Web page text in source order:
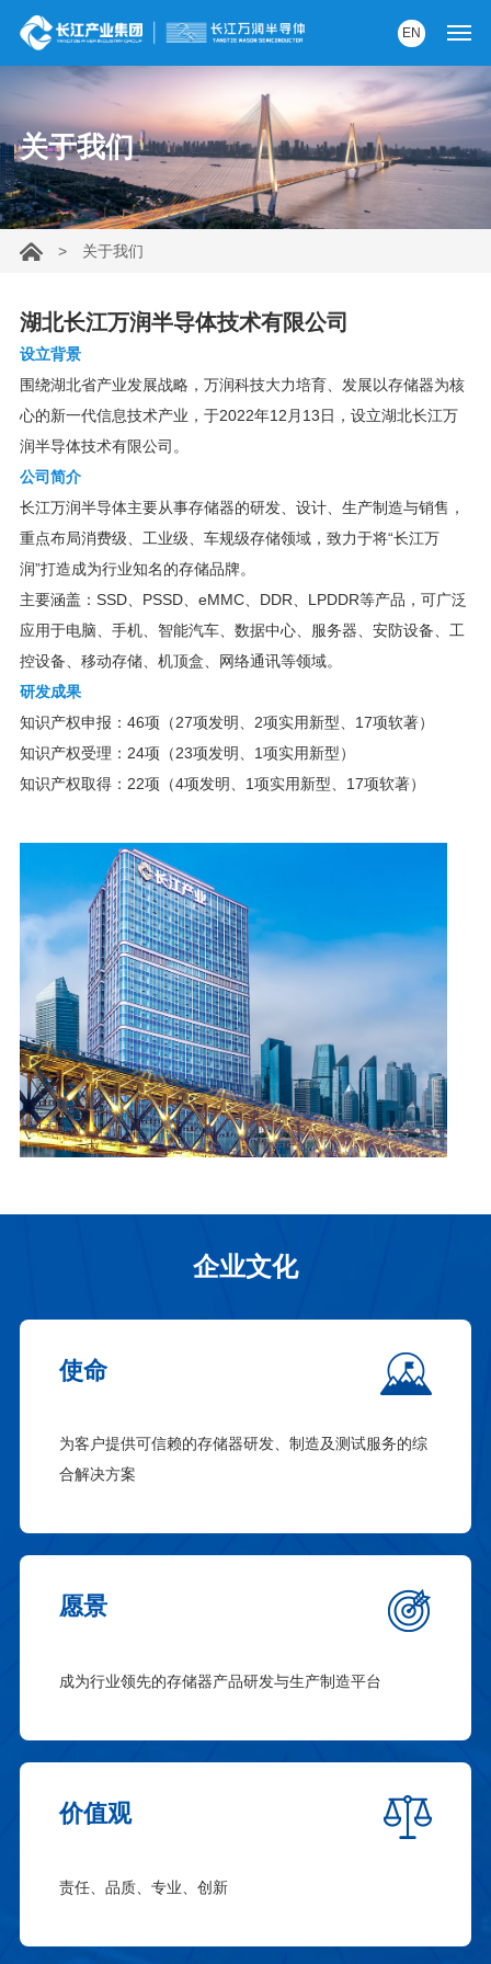
产品中心
解决方案
服务支持
资讯中心
党建园地
内部AI助手
EN
关于我们
> 关于我们
湖北长江万润半导体技术有限公司
设立背景
围绕湖北省产业发展战略，万润科技大力培育、发展以存储器为核
心的新一代信息技术产业，于2022年12月13日，设立湖北长江万
润半导体技术有限公司。
公司简介
长江万润半导体主要从事存储器的研发、设计、生产制造与销售，
重点布局消费级、工业级、车规级存储领域，致力于将“长江万
润”打造成为行业知名的存储品牌。
主要涵盖：SSD、PSSD、eMMC、DDR、LPDDR等产品，可广泛
应用于电脑、手机、智能汽车、数据中心、服务器、安防设备、工
控设备、移动存储、机顶盒、网络通讯等领域。
研发成果
知识产权申报：46项（27项发明、2项实用新型、17项软著）
知识产权受理：24项（23项发明、1项实用新型）
知识产权取得：22项（4项发明、1项实用新型、17项软著）
企业文化
使命
为客户提供可信赖的存储器研发、制造及测试服务的综
合解决方案
愿景
成为行业领先的存储器产品研发与生产制造平台
价值观
责任、品质、专业、创新